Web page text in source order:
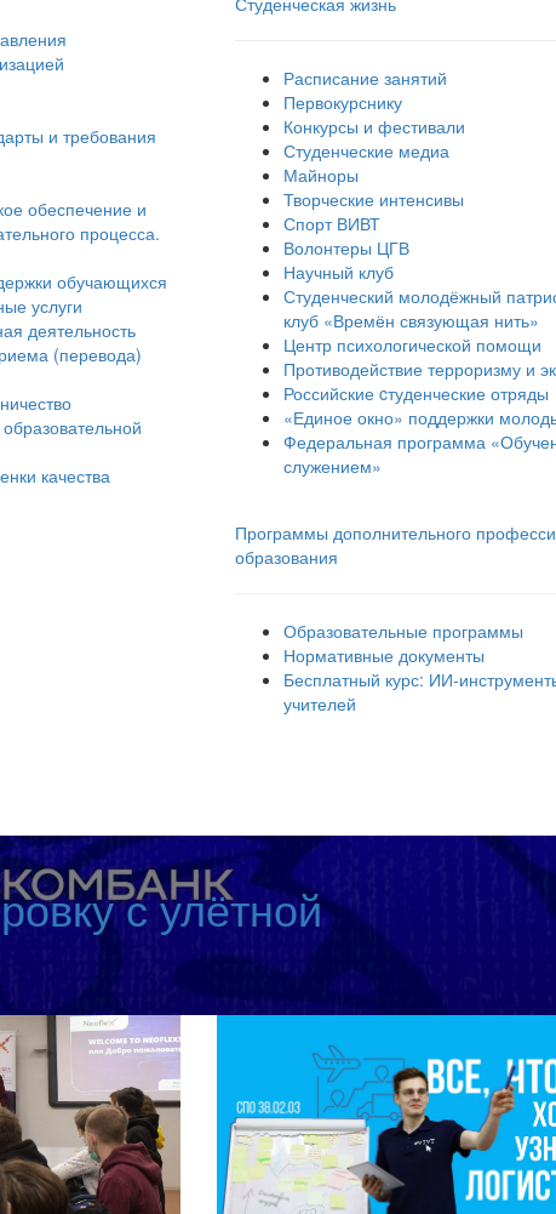
и требования
обеспечение и
процесса.
обучающихся
услуги
деятельность
(перевода)
качества
Расписание занятий
Первокурснику
Конкурсы и фестивали
Студенческие медиа
Майноры
Творческие интенсивы
Спорт ВИВТ
Волонтеры ЦГВ
Научный клуб
Студенческий молодёжный
клуб «Времён связующая нить»
Центр психологической помощи
Противодействие терроризму и
Российские cтуденческие отряды
«Единое окно» поддержки
Федеральная программа
служением»
Программы дополнительного
образования
Образовательные программы
Нормативные документы
Бесплатный курс:
учителей
с улётной